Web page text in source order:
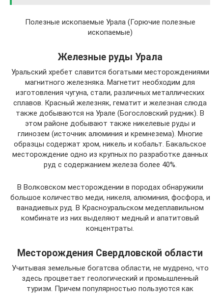
Полезные ископаемые Урала (Горючие полезные
ископаемые)
Железные руды Урала
Уральский хребет славится богатыми месторождениями
магнитного железняка. Магнетит необходим для
изготовления чугуна, стали, различных металлических
сплавов. Красный железняк, гематит и железная слюда
также добываются на Урале (Богословский рудник). В
этом районе добывают также никелевые руды и
глинозем (источник алюминия и кремнезема). Многие
образцы содержат хром, никель и кобальт. Бакальское
месторождение одно из крупных по разработке данных
руд с содержанием железа более 40%.
В Волковском месторождении в породах обнаружили
большое количество меди, никеля, алюминия, фосфора, и
ванадиевых руд. В Красноуральском медеплавильном
комбинате из них выделяют медный и апатитовый
концентраты.
Месторождения Свердловской области
Учитывая земельные богатсва области, не мудрено, что
здесь процветает геологический и промышленный
туризм. Причем популярностью пользуются как